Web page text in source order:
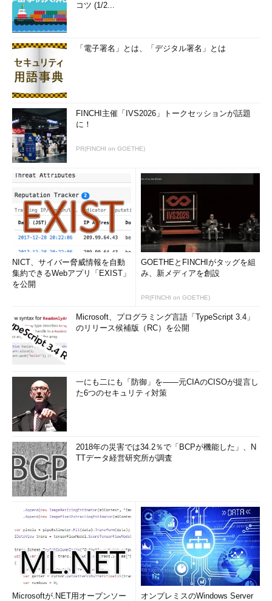
コツ (1/2...
「電子署名」とは、「デジタル署名」とは
FINCHI主催「IVS2026」トークセッションが話題
に！
PR(FINCHI on GOETHE)
NICT、サイバー脅威情報を自動
集約できるWebアプリ「EXIST」
を公開
GOETHEとFINCHIがタッグを組
み、新メディアを創設
PR(FINCHI on GOETHE)
Microsoft、プログラミング言語「TypeScript 3.4」
のリリース候補版（RC）を公開
一にも二にも「防御」を――元CIAのCISOが提言し
た6つのセキュリティ対策
2018年の災害では34.2％で「BCPが機能した」、N
TTデータ経営研究所が調査
Microsoftが.NET用オープンソー
オンプレミスのWindows Server